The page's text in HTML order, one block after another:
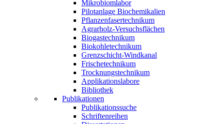
Mikrobiomlabor
Pilotanlage Biochemikalien
Pflanzenfasertechnikum
Agrarholz-Versuchsflächen
Biogastechnikum
Biokohletechnikum
Grenzschicht-Windkanal
Frischetechnikum
Trocknungstechnikum
Applikationslabore
Bibliothek
Publikationen
Publikationssuche
Schriftenreihen